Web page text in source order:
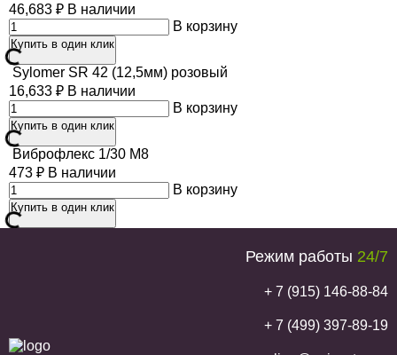
46,683 ₽ В наличии
В корзину
Купить в один клик
Sylomer SR 42 (12,5мм) розовый
16,633 ₽ В наличии
В корзину
Купить в один клик
Виброфлекс 1/30 М8
473 ₽ В наличии
В корзину
Купить в один клик
Режим работы 24/7
+ 7 (915) 146-88-84
+ 7 (499) 397-89-19